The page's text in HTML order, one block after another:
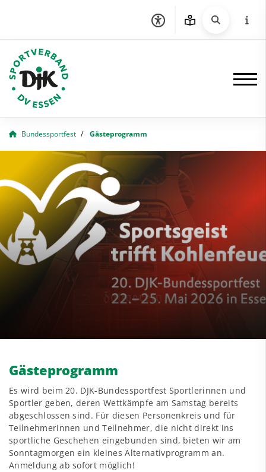
Bundessportfest Gästeprogramm
Gästeprogramm
Es wird beim 20. DJK-Bundessportfest Sportlerinnen und
Sportler geben, deren Wettkämpfe am Samstag bereits
abgeschlossen sind. Für diesen Personenkreis und für
Teilnehmerinnen und Teilnehmer, die nicht direkt ins
sportliche Geschehen eingebunden sind, bieten wir am
Sonntagmorgen ein kleines Alternativprogramm an.
Anmeldung ab sofort möglich!